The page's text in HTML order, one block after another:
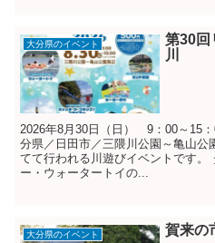
大分県のイベント
第30回
川
2026年8月30日（日） 9：00～15
分県／日田市／三隈川公園～亀山
てて行われる川遊びイベントです
ー・ウォータートイの...
大分県のイベント 賀来の